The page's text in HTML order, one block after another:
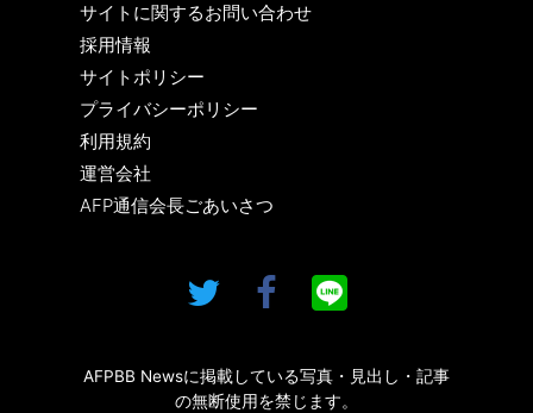
サイトに関するお問い合わせ
採用情報
サイトポリシー
プライバシーポリシー
利用規約
運営会社
AFP通信会長ごあいさつ
AFPBB Newsに掲載している写真・見出し・記事
の無断使用を禁じます。